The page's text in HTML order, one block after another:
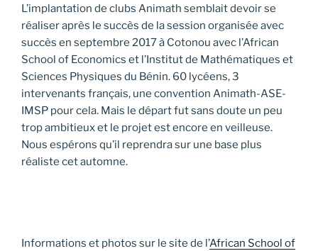
L’implantation de clubs Animath semblait devoir se
réaliser après le succès de la session organisée avec
succès en septembre 2017 à Cotonou avec l’African
School of Economics et l’Institut de Mathématiques et
Sciences Physiques du Bénin. 60 lycéens, 3
intervenants français, une convention Animath-ASE-
IMSP pour cela. Mais le départ fut sans doute un peu
trop ambitieux et le projet est encore en veilleuse.
Nous espérons qu’il reprendra sur une base plus
réaliste cet automne.
Informations et photos sur le site de l’African School of